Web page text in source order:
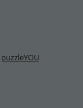
puzzleYOU